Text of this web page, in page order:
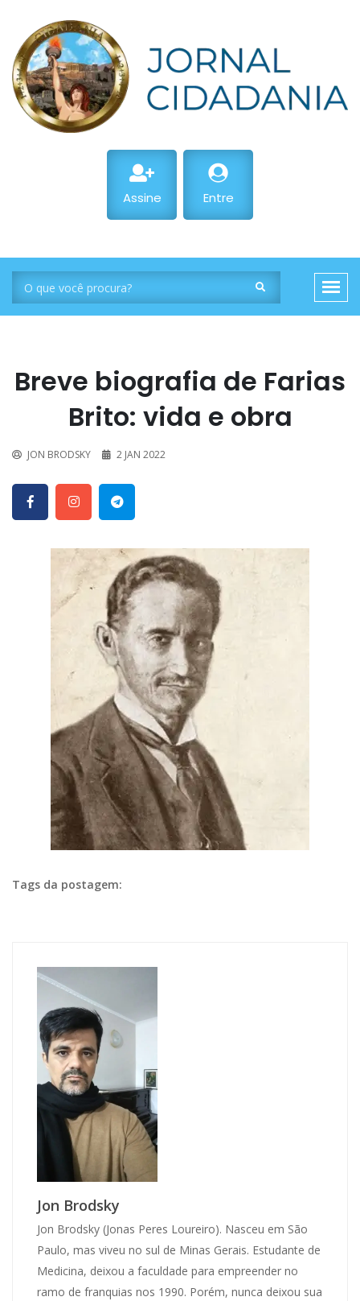
Assine Entre
Breve biografia de Farias
Brito: vida e obra
JON BRODSKY 2 JAN 2022
Tags da postagem:
Jon Brodsky
Jon Brodsky (Jonas Peres Loureiro). Nasceu em São
Paulo, mas viveu no sul de Minas Gerais. Estudante de
Medicina, deixou a faculdade para empreender no
ramo de franquias nos 1990. Porém, nunca deixou sua